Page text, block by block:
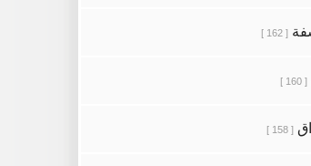
[ 162 ]
[ 160 ]
[ 158 ]